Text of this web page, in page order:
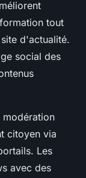
tout
d'actualité.
social des
modération
citoyen via
Les
avec des